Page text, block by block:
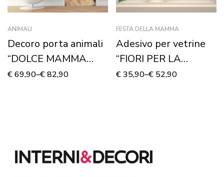
ANIMALI
Decoro porta animali
“DOLCE MAMMA
GATTA”
€69,90–€82,90
FESTA DELLA MAMMA
Adesivo per vetrine
“FIORI PER LA
MAMMA” –
€35,90–€ 52,90